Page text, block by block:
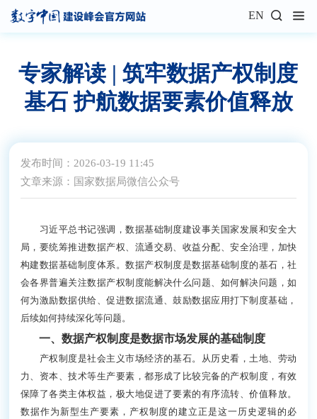
EN
专家解读 | 筑牢数据产权制度
基石 护航数据要素价值释放
发布时间：2026-03-19 11:45
文章来源：国家数据局微信公众号
习近平总书记强调，数据基础制度建设事关国家发展和安全大
局，要统筹推进数据产权、流通交易、收益分配、安全治理，加快
构建数据基础制度体系。数据产权制度是数据基础制度的基石，社
会各界普遍关注数据产权制度能解决什么问题、如何解决问题，如
何为激励数据供给、促进数据流通、鼓励数据应用打下制度基础，
后续如何持续深化等问题。
一、数据产权制度是数据市场发展的基础制度
产权制度是社会主义市场经济的基石。从历史看，土地、劳动
力、资本、技术等生产要素，都形成了比较完备的产权制度，有效
保障了各类主体权益，极大地促进了要素的有序流转、价值释放。
数据作为新型生产要素，产权制度的建立正是这一历史逻辑的必